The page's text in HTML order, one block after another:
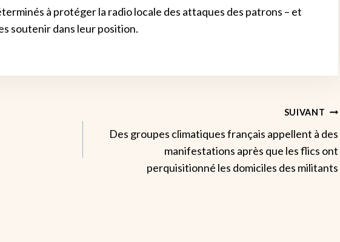
à protéger la radio locale des attaques des patrons – et
soutenir dans leur position.
SUIVANT
Des groupes climatiques français appellent à des
manifestations après que les flics ont
perquisitionné les domiciles des militants